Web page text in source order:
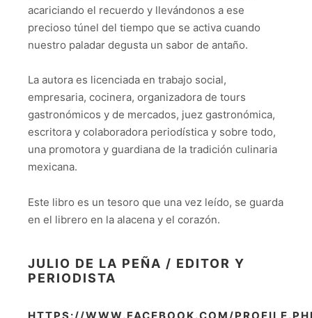
acariciando el recuerdo y llevándonos a ese
precioso túnel del tiempo que se activa cuando
nuestro paladar degusta un sabor de antaño.
La autora es licenciada en trabajo social,
empresaria, cocinera, organizadora de tours
gastronómicos y de mercados, juez gastronómica,
escritora y colaboradora periodística y sobre todo,
una promotora y guardiana de la tradición culinaria
mexicana.
Este libro es un tesoro que una vez leído, se guarda
en el librero en la alacena y el corazón.
JULIO DE LA PEÑA / EDITOR Y
PERIODISTA